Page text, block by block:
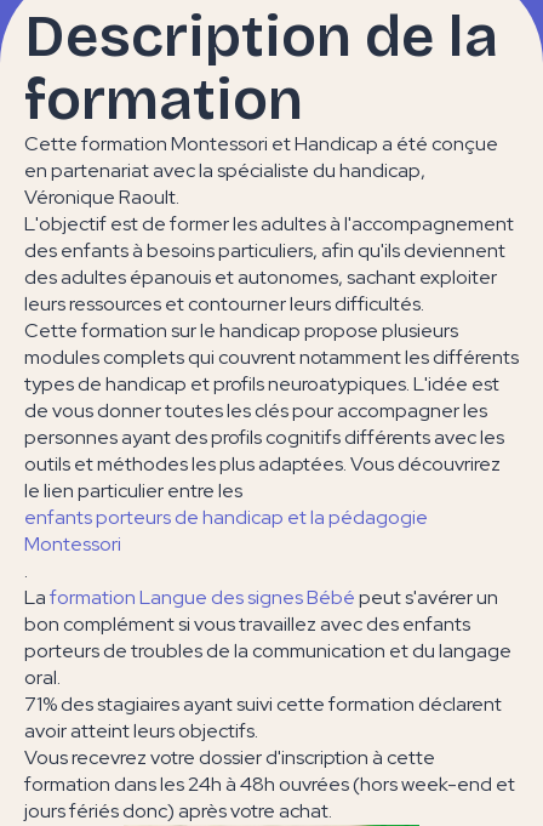
Description de la
formation
Cette formation Montessori et Handicap a été conçue
en partenariat avec la spécialiste du handicap,
Véronique Raoult.
L'objectif est de former les adultes à l'accompagnement
des enfants à besoins particuliers, afin qu'ils deviennent
des adultes épanouis et autonomes, sachant exploiter
leurs ressources et contourner leurs difficultés.
Cette formation sur le handicap propose plusieurs
modules complets qui couvrent notamment les différents
types de handicap et profils neuroatypiques. L'idée est
de vous donner toutes les clés pour accompagner les
personnes ayant des profils cognitifs différents avec les
outils et méthodes les plus adaptées. Vous découvrirez
le lien particulier entre les
enfants porteurs de handicap et la pédagogie
Montessori
.
Laformation Langue des signes Bébépeut s'avérer un
bon complément si vous travaillez avec des enfants
porteurs de troubles de la communication et du langage
oral.
71% des stagiaires ayant suivi cette formation déclarent
avoir atteint leurs objectifs.
Vous recevrez votre dossier d'inscription à cette
formation dans les 24h à 48h ouvrées (hors week-end et
jours fériés donc) après votre achat.